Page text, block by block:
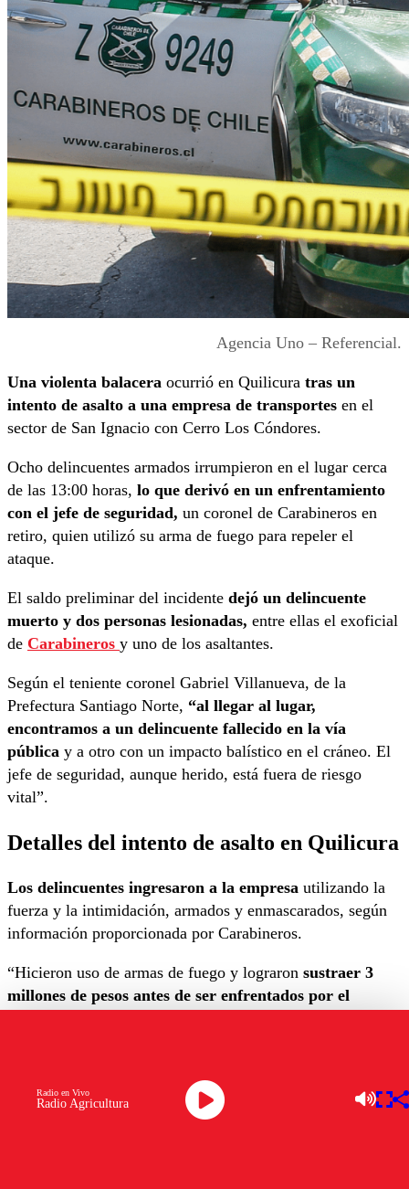
Agencia Uno – Referencial.
Una violenta balacera ocurrió en Quilicura tras un
intento de asalto a una empresa de transportes en el
sector de San Ignacio con Cerro Los Cóndores.
Ocho delincuentes armados irrumpieron en el lugar cerca
de las 13:00 horas, lo que derivó en un enfrentamiento
con el jefe de seguridad, un coronel de Carabineros en
retiro, quien utilizó su arma de fuego para repeler el
ataque.
El saldo preliminar del incidente dejó un delincuente
muerto y dos personas lesionadas, entre ellas el exoficial
de Carabineros y uno de los asaltantes.
Según el teniente coronel Gabriel Villanueva, de la
Prefectura Santiago Norte, “al llegar al lugar,
encontramos a un delincuente fallecido en la vía
pública y a otro con un impacto balístico en el cráneo. El
jefe de seguridad, aunque herido, está fuera de riesgo
vital”.
Detalles del intento de asalto en Quilicura
Los delincuentes ingresaron a la empresa utilizando la
fuerza y la intimidación, armados y enmascarados, según
información proporcionada por Carabineros.
“Hicieron uso de armas de fuego y lograron sustraer 3
millones de pesos antes de ser enfrentados por el
Los asaltantes se movilizaban en tres vehículos
, dos de
Radio Agricultura
Radio en Vivo